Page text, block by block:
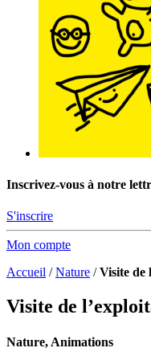
Inscrivez-vous à notre
S'inscrire
Mon compte
Accueil /Nature /Visite de
Visite de
Nature, Animations